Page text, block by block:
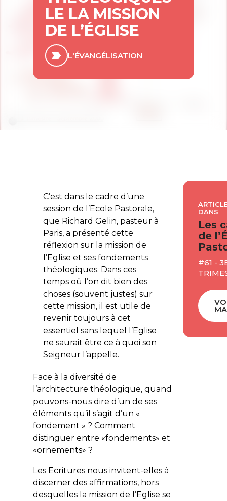
LE LA MISSION
DE L’ÉGLISE
L'ÉVANGÉLISATION
C’est dans le cadre d’une
session de l’Ecole Pastorale,
que Richard Gelin, pasteur à
Paris, a présenté cette
réflexion sur la mission de
l’Eglise et ses fondements
théologiques. Dans ces
temps où l’on dit bien des
choses (souvent justes) sur
cette mission, il est utile de
revenir toujours à cet
essentiel sans lequel l’Eglise
ne saurait être ce à quoi son
Seigneur l’appelle.
Face à la diversité de
l’architecture théologique, quand
pouvons-nous dire d’un de ses
éléments qu’il s’agit d’un «
fondement » ? Comment
distinguer entre «fondements» et
«ornements» ?
Les Ecritures nous invitent-elles à
discerner des affirmations, hors
desquelles la mission de l’Eglise se
DANS
Les
de
#61 -